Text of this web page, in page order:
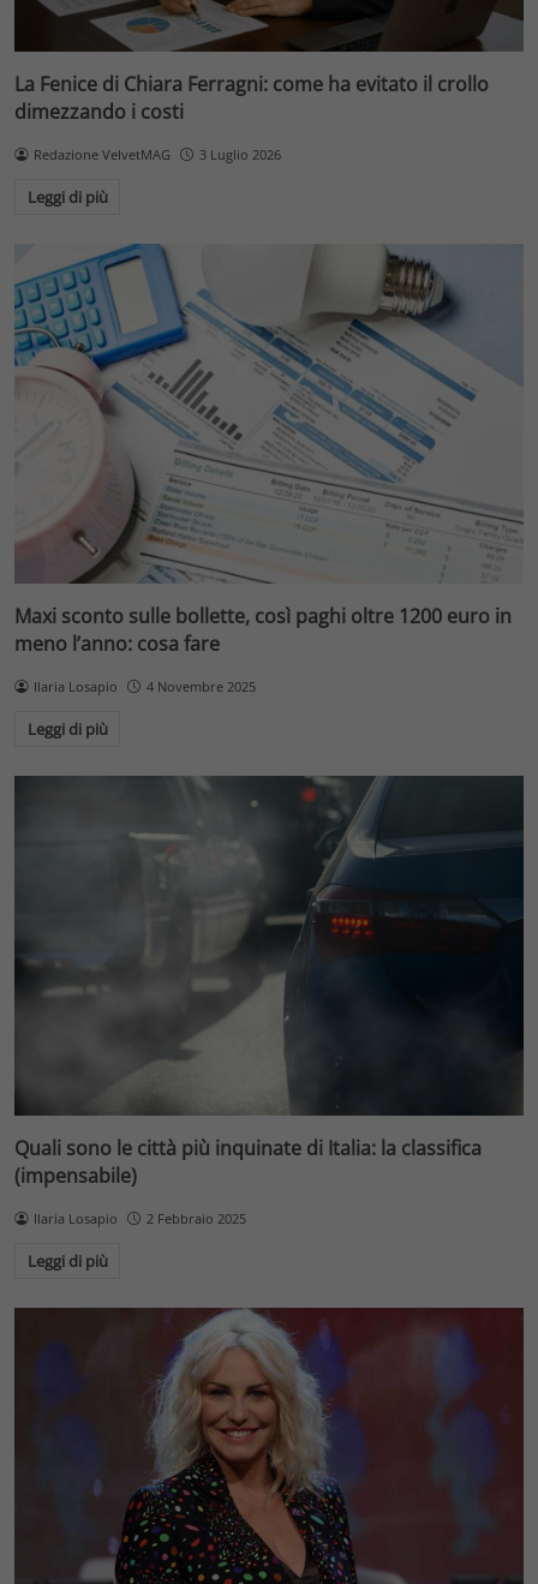
La Fenice di Chiara Ferragni: come ha evitato il crollo
dimezzando i costi
Redazione VelvetMAG 3 Luglio 2026
Leggi di più
Maxi sconto sulle bollette, così paghi oltre 1200 euro in
meno l’anno: cosa fare
Ilaria Losapio 4 Novembre 2025
Leggi di più
Quali sono le città più inquinate di Italia: la classifica
(impensabile)
Ilaria Losapio 2 Febbraio 2025
Leggi di più